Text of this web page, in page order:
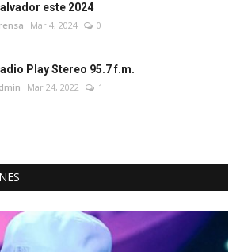
este 2024
Mar 4, 2024 0
Play Stereo 95.7 f.m.
Mar 24, 2022 1